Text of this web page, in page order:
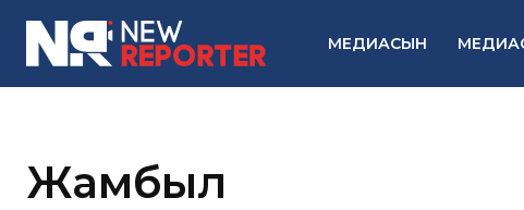
МЕДИАСЫН
Жамбыл